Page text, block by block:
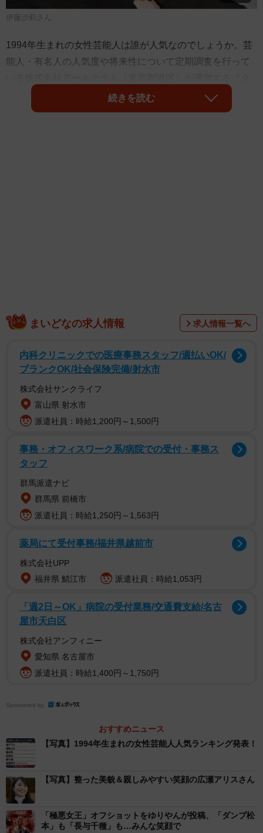
伊藤沙莉さん
1994年生まれの女性芸能人は誰が人気なのでしょうか。芸
能人・有名人の人気度や将来性について定期調査を行って
レントパワーランキング supported by DmMiX』による
「1994年生まれの芸能人人気ランキング」によると、「広
同社は、一都三県在住の10～60代男女4400人を対象に実施
前を知っている）と「誘引率（見たい・聴きたい・知りた
い）」のデータを掛け合わせて算出された独自の指標「パ
ワースコア」をもとにタレントランキングを作成していま
す。
パワースコアが高い順にランキング形式でまとめたもので
す。TOP3の結果は以下の通りです。
▽1994年生まれの女性芸能人人気ランキング
1994年生まれの女性芸能人人気ランキング（提供画像）
続きを読む
まいどなの求人情報 求人情報一覧へ
内科クリニックでの医療事務スタッフ/週払いOK/
ブランクOK/社会保険完備/射水市
株式会社サンクライフ
富山県 射水市
派遣社員：時給1,200円～1,500円
事務・オフィスワーク系/病院での受付・事務ス
タッフ
群馬派遣ナビ
群馬県 前橋市
派遣社員：時給1,250円～1,563円
薬局にて受付事務/福井県越前市
株式会社UPP
福井県 鯖江市
派遣社員：時給1,053円
「週2日～OK」病院の受付業務/交通費支給/名古
屋市天白区
株式会社アンフィニー
愛知県 名古屋市
派遣社員：時給1,400円～1,750円
Sponsored by
おすすめニュース
【写真】1994年生まれの女性芸能人人気ランキング発表！
【写真】整った美貌＆親しみやすい笑顔の広瀬アリスさん
「極悪女王」オフショットをゆりやんが投稿、「ダンプ松
本」も「長与千種」も…みんな笑顔で